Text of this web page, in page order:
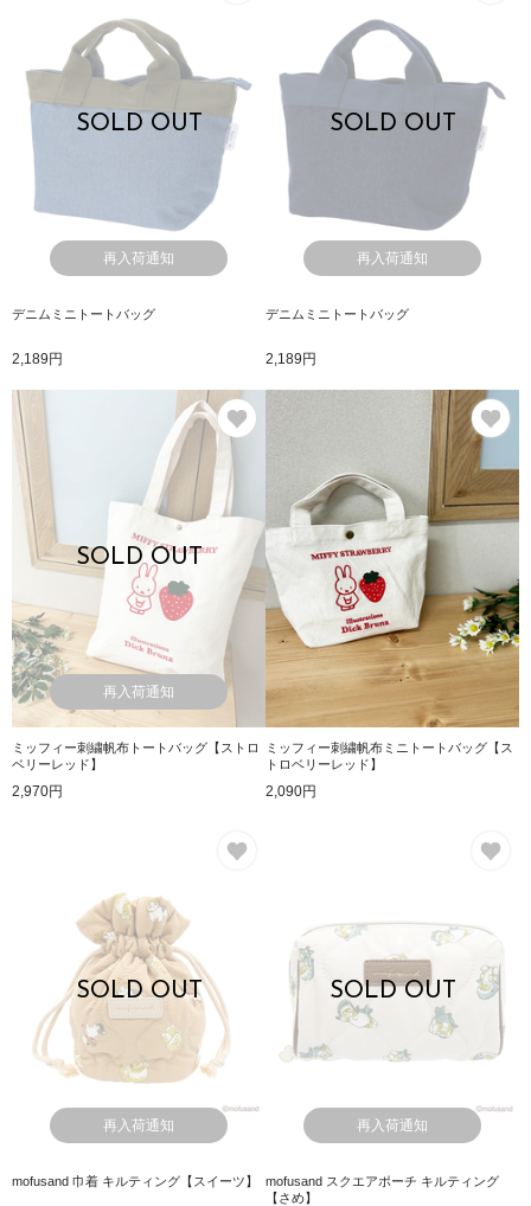
SOLD OUT
再入荷通知
デニムミニトートバッグ
2,189円
SOLD OUT
再入荷通知
デニムミニトートバッグ
2,189円
SOLD OUT
再入荷通知
ミッフィー刺繍帆布トートバッグ【ストロ
ベリーレッド】
2,970円
ミッフィー刺繍帆布ミニトートバッグ【ス
トロベリーレッド】
2,090円
SOLD OUT
再入荷通知
mofusand 巾着 キルティング【スイーツ】
SOLD OUT
再入荷通知
mofusand スクエアポーチ キルティング
【さめ】